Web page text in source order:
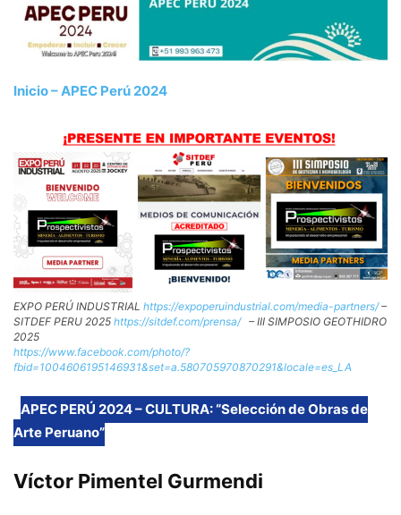
Inicio – APEC Perú 2024
EXPO PERÚ INDUSTRIAL https://expoperuindustrial.com/media-partners/–
SITDEF PERU 2025 https://sitdef.com/prensa/– III SIMPOSIO GEOTHIDRO
2025
https://www.facebook.com/photo/?
fbid=1004606195146931&set=a.580705970870291&locale=es_LA
APEC PERÚ 2024 – CULTURA: “Selección de Obras de
Arte Peruano”
Víctor Pimentel Gurmendi